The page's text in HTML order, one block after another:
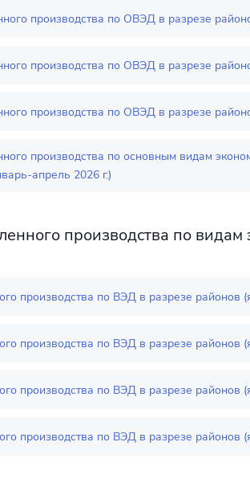
производства по ОВЭД в разрезе
производства по ОВЭД в разрезе
производства по ОВЭД в разрезе
производства по основным видам
апрель 2026 г.)
производства по видам
производства по ВЭД в разрезе районов
производства по ВЭД в разрезе районов
производства по ВЭД в разрезе районов
производства по ВЭД в разрезе районов